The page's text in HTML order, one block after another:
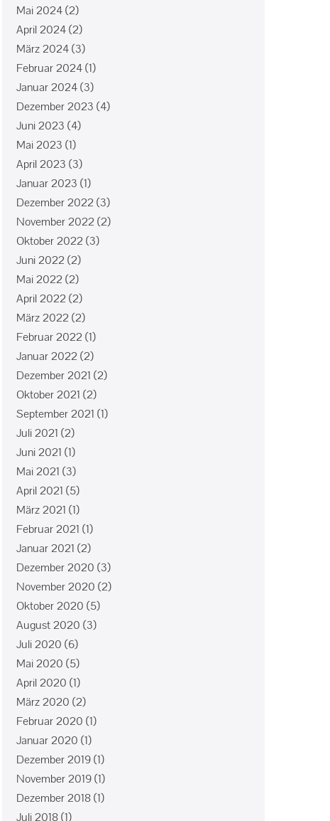
Mai 2024(2)
April 2024(2)
März 2024(3)
Februar 2024(1)
Januar 2024(3)
Dezember 2023 (4)
Juni 2023 (4)
Mai 2023 (1)
April 2023 (3)
Januar 2023 (1)
Dezember 2022 (3)
November 2022 (2)
Oktober 2022 (3)
Juni 2022 (2)
Mai 2022 (2)
April 2022 (2)
März 2022 (2)
Februar 2022 (1)
Januar 2022 (2)
Dezember 2021 (2)
Oktober 2021 (2)
September 2021 (1)
Juli 2021 (2)
Juni 2021 (1)
Mai 2021 (3)
April 2021 (5)
März 2021 (1)
Februar 2021 (1)
Januar 2021 (2)
Dezember 2020 (3)
November 2020 (2)
Oktober 2020 (5)
August 2020 (3)
Juli 2020 (6)
Mai 2020 (5)
April 2020 (1)
März 2020 (2)
Februar 2020 (1)
Januar 2020 (1)
Dezember 2019(1)
November 2019(1)
Dezember 2018(1)
Juli 2018(1)